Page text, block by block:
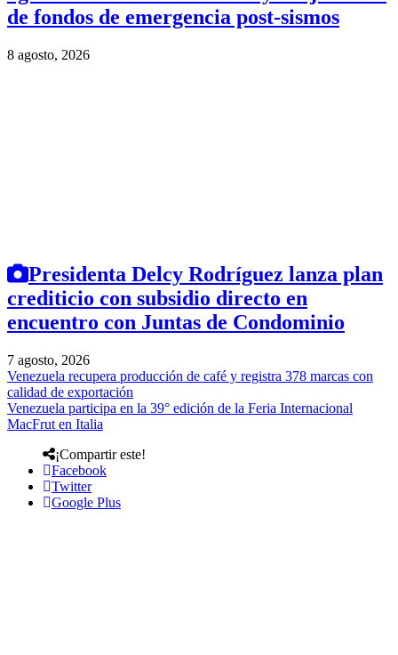
de fondos de emergencia post-sismos
8 agosto, 2026
Presidenta Delcy Rodríguez lanza plan
crediticio con subsidio directo en
encuentro con Juntas de Condominio
7 agosto, 2026
Venezuela recupera producción de café y registra 378 marcas con
calidad de exportación
Venezuela participa en la 39° edición de la Feria Internacional
MacFrut en Italia
¡Compartir este!
Facebook
Twitter
Google Plus